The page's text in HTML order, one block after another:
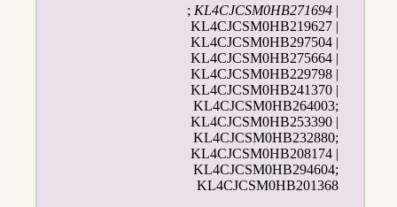
;KL4CJCSM0HB271694 |
KL4CJCSM0HB219627 |
KL4CJCSM0HB297504 |
KL4CJCSM0HB275664 |
KL4CJCSM0HB229798 |
KL4CJCSM0HB241370 |
KL4CJCSM0HB264003;
KL4CJCSM0HB253390 |
KL4CJCSM0HB232880;
KL4CJCSM0HB208174 |
KL4CJCSM0HB294604;
KL4CJCSM0HB201368